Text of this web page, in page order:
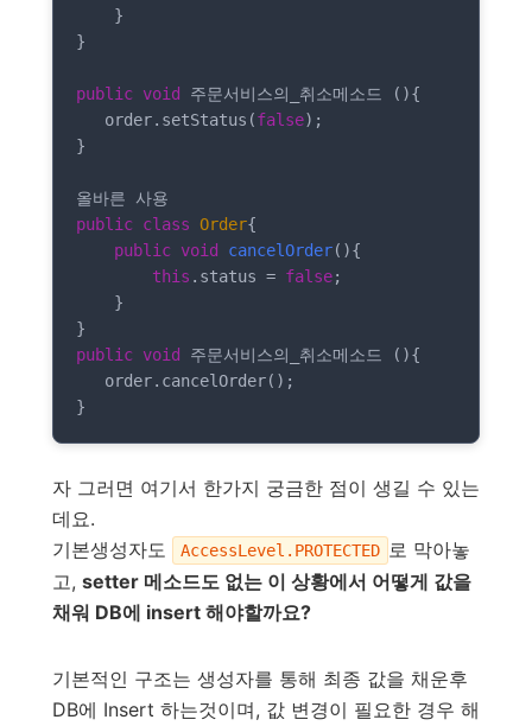
}
public void 주문서비스의_취소메소드 (){
   order.setStatus(
false);
}
public class Order{
public void cancelOrder(){
this .status = false;
public void 주문서비스의_취소메소드 (){
}
자 그러면 여기서 한가지 궁금한 점이 생길 수 있는
데요.
기본생성자도
AccessLevel.PROTECTED
로 막아놓
고, setter 메소드도 없는 이 상황에서 어떻게 값을
채워 DB에 insert 해야할까요?
기본적인 구조는 생성자를 통해 최종 값을 채운후
DB에 Insert 하는것이며, 값 변경이 필요한 경우 해